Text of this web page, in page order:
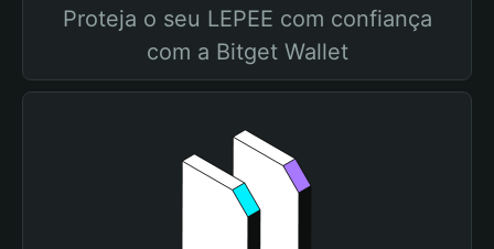
Proteja o seu LEPEE com confiança
com a Bitget Wallet